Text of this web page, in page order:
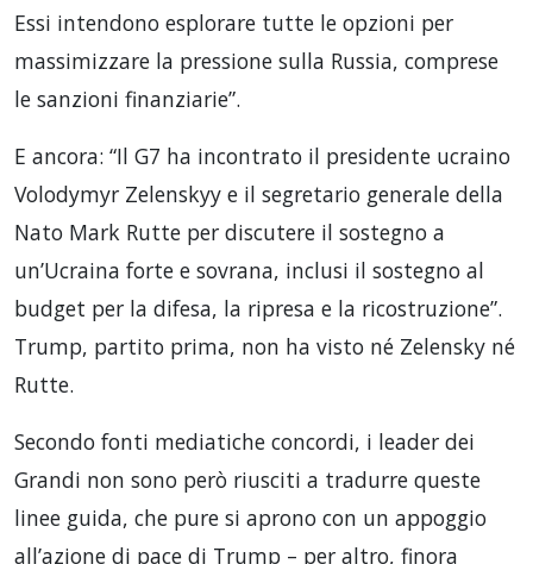
Essi intendono esplorare tutte le opzioni per
massimizzare la pressione sulla Russia, comprese
le sanzioni finanziarie”.
E ancora: “Il G7 ha incontrato il presidente ucraino
Volodymyr Zelenskyy e il segretario generale della
Nato Mark Rutte per discutere il sostegno a
un’Ucraina forte e sovrana, inclusi il sostegno al
budget per la difesa, la ripresa e la ricostruzione”.
Trump, partito prima, non ha visto né Zelensky né
Rutte.
Secondo fonti mediatiche concordi, i leader dei
Grandi non sono però riusciti a tradurre queste
linee guida, che pure si aprono con un appoggio
all’azione di pace di Trump – per altro, finora